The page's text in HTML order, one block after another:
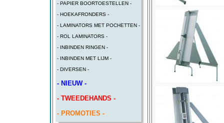
- PAPIER BOORTOESTELLEN -
- HOEKAFRONDERS -
- LAMINATORS MET POCHETTEN -
- ROL LAMINATORS -
- INBINDEN RINGEN -
- INBINDEN MET LIJM -
- DIVERSEN -
- NIEUW -
- TWEEDEHANDS -
- PROMOTIES -